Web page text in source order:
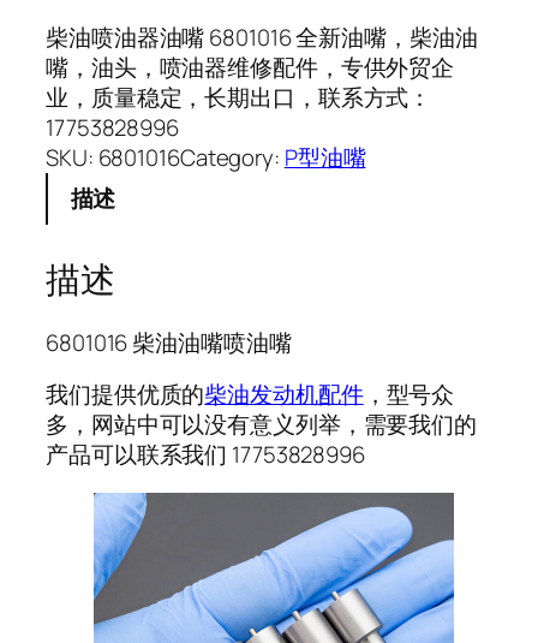
柴油喷油器油嘴 6801016 全新油嘴，柴油油
嘴，油头，喷油器维修配件，专供外贸企
业，质量稳定，长期出口，联系方式：
17753828996
SKU: 6801016Category: P型油嘴
描述
描述
6801016 柴油油嘴喷油嘴
我们提供优质的柴油发动机配件，型号众
多，网站中可以没有意义列举，需要我们的
产品可以联系我们 17753828996